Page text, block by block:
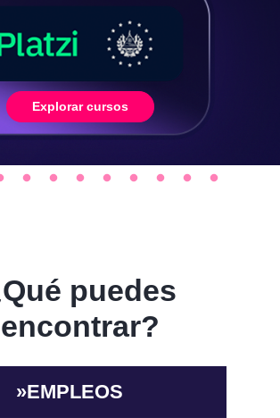
Explorar cursos
puedes
encontrar?
EMPLEOS